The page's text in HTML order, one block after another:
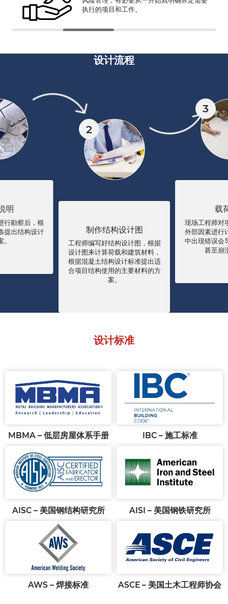
执行的项目和工作。
设计流程
明
行勘察后，根
提出结构设计
2
制作结构设计图
工程师编写好结构设计图，根据
设计图来计算荷载和建筑材料，
根据混凝土结构设计标准提出适
合项目结构使用的主要材料的方
案。
3
载
现场工程师对
外部因素进行
中出现错误会
甚至崩
设计标准
MBMA – 低层房屋体系手册 IBC – 施工标准
AISC – 美国钢结构研究所 AISI – 美国钢铁研究所
AWS – 焊接标准 ASCE – 美国土木工程师协会